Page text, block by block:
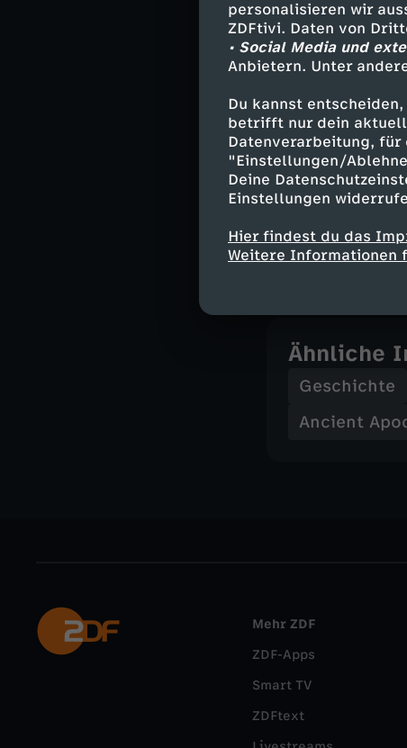
personalisieren wir
ZDFtivi. Daten von
• Social Media und
Anbietern. Unter
Du kannst
betrifft nur dein aktuell
Datenverarbeitung, für
"Einstellungen/
Deine
Einstellungen
Hier findest du das
Weitere Informationen
Warum
"Ancient
Suche nach
Kulturen der
Jeder
Ruinen von der
begraben,
überbaut. Bei
Großes einfach
Ähnliche
Geschichte
Ancient
Mehr ZDF
ZDF-Apps
Smart TV
ZDFtext